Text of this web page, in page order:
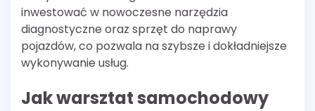
inwestować w nowoczesne narzędzia
diagnostyczne oraz sprzęt do naprawy
pojazdów, co pozwala na szybsze i dokładniejsze
wykonywanie usług.
Jak warsztat samochodowy